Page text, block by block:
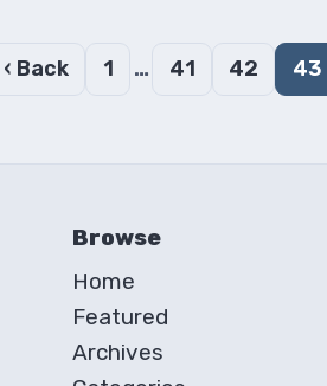
‹ Back 1 … 41 42 43
Browse
Home
Featured
Archives